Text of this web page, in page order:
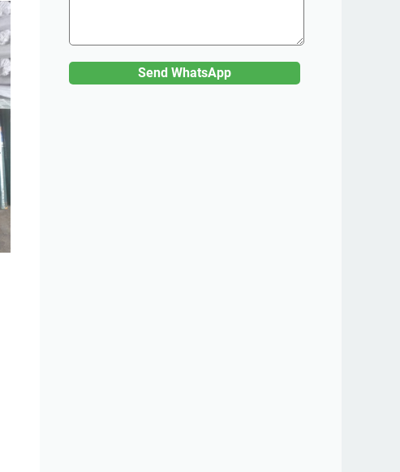
Send WhatsApp